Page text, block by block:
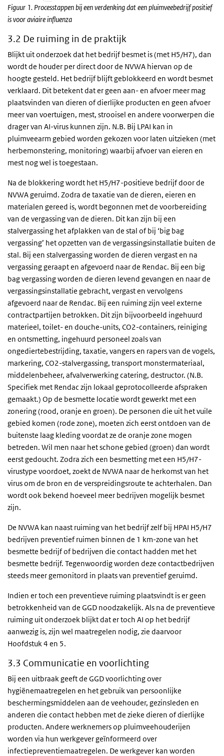
Figuur 1. Processtappen bij een verdenking dat een pluimveebedrijf positief
is voor aviaire influenza
3.2 De ruiming in de praktijk
Blijkt uit onderzoek dat het bedrijf besmet is (met H5/H7), dan
wordt de houder per direct door de NVWA hiervan op de
hoogte gesteld. Het bedrijf blijft geblokkeerd en wordt besmet
verklaard. Dit betekent dat er geen aan- en afvoer meer mag
plaatsvinden van dieren of dierlijke producten en geen afvoer
meer van voertuigen, mest, strooisel en andere voorwerpen die
drager van AI-virus kunnen zijn. N.B. Bij LPAI kan in
pluimveearm gebied worden gekozen voor laten uitzieken (met
herbemonstering, monitoring) waarbij afvoer van eieren en
mest nog wel is toegestaan.
Na de blokkering wordt het H5/H7-positieve bedrijf door de
NVWA geruimd. Zodra de taxatie van de dieren, eieren en
materialen gereed is, wordt begonnen met de voorbereiding
van de vergassing van de dieren. Dit kan zijn bij een
stalvergassing het afplakken van de stal of bij ‘big bag
vergassing’ het opzetten van de vergassingsinstallatie buiten de
stal. Bij een stalvergassing worden de dieren vergast en na
vergassing geraapt en afgevoerd naar de Rendac. Bij een big
bag vergassing worden de dieren levend gevangen en naar de
vergassingsinstallatie gebracht, vergast en vervolgens
afgevoerd naar de Rendac. Bij een ruiming zijn veel externe
contractpartijen betrokken. Dit zijn bijvoorbeeld ingehuurd
materieel, toilet- en douche-units, CO2-containers, reiniging
en ontsmetting, ingehuurd personeel zoals van
ongediertebestrijding, taxatie, vangers en rapers van de vogels,
markering, CO2-stalvergassing, transport monstermateriaal,
middelenbeheer, afvalverwerking catering, destructor. (N.B.
Specifiek met Rendac zijn lokaal geprotocolleerde afspraken
gemaakt.) Op de besmette locatie wordt gewerkt met een
zonering (rood, oranje en groen). De personen die uit het vuile
gebied komen (rode zone), moeten zich eerst ontdoen van de
buitenste laag kleding voordat ze de oranje zone mogen
betreden. Wil men naar het schone gebied (groen) dan wordt
eerst gedoucht. Zodra zich een besmetting met een H5/H7-
virustype voordoet, zoekt de NVWA naar de herkomst van het
virus om de bron en de verspreidingsroute te achterhalen. Dan
wordt ook bekend hoeveel meer bedrijven mogelijk besmet
zijn.
De NVWA kan naast ruiming van het bedrijf zelf bij HPAI H5/H7
bedrijven preventief ruimen binnen de 1 km-zone van het
besmette bedrijf of bedrijven die contact hadden met het
besmette bedrijf. Tegenwoordig worden deze contactbedrijven
steeds meer gemonitord in plaats van preventief geruimd.
Indien er toch een preventieve ruiming plaatsvindt is er geen
betrokkenheid van de GGD noodzakelijk. Als na de preventieve
ruiming uit onderzoek blijkt dat er toch AI op het bedrijf
aanwezig is, zijn wel maatregelen nodig, zie daarvoor
Hoofdstuk 4 en 5.
3.3 Communicatie en voorlichting
Bij een uitbraak geeft de GGD voorlichting over
hygiënemaatregelen en het gebruik van persoonlijke
beschermingsmiddelen aan de veehouder, gezinsleden en
anderen die contact hebben met de zieke dieren of dierlijke
producten. Andere werknemers op pluimveehouderijen
worden via hun werkgever geïnformeerd over
infectiepreventiemaatregelen. De werkgever kan worden